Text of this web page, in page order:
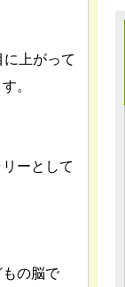
上がって
。
ーとして
の脳で